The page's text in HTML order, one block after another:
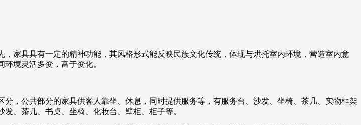
家具具有一定的精神功能，其风格形式能反映民族文化传统，体现与烘托室内环境，营造室内意
境灵活多变，富于变化。
，公共部分的家具供客人靠坐、休息，同时提供服务等，有服务台、沙发、坐椅、茶几、实物框架
、茶几、书桌、坐椅、化妆台、壁柜、柜子等。